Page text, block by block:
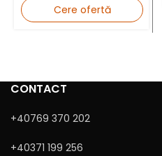
Cere ofertă
CONTACT
+40769 370 202
+40371 199 256